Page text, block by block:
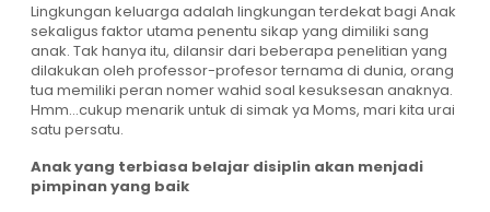
Lingkungan keluarga adalah lingkungan terdekat bagi Anak
sekaligus faktor utama penentu sikap yang dimiliki sang
anak. Tak hanya itu, dilansir dari beberapa penelitian yang
dilakukan oleh professor-profesor ternama di dunia, orang
tua memiliki peran nomer wahid soal kesuksesan anaknya.
Hmm…cukup menarik untuk di simak ya Moms, mari kita urai
satu persatu.
Anak yang terbiasa belajar disiplin akan menjadi
pimpinan yang baik